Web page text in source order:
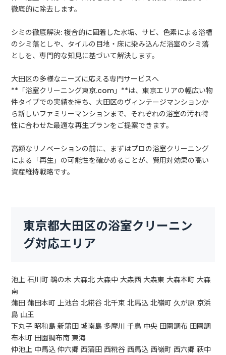
徹底的に除去します。
シミの徹底解決: 複合的に固着した水垢、サビ、色素による浴槽
のシミ落としや、タイルの目地・床に染み込んだ浴室のシミ落
としを、専門的な知見に基づいて解決します。
大田区の多様なニーズに応える専門サービスへ
**「浴室クリーニング東京.com」**は、東京エリアの幅広い物
件タイプでの実績を持ち、大田区のヴィンテージマンションか
ら新しいファミリーマンションまで、それぞれの浴室の汚れ特
性に合わせた最適な再生プランをご提案できます。
高額なリノベーションの前に、まずはプロの浴室クリーニング
による「再生」の可能性を確かめることが、費用対効果の高い
資産維持戦略です。
東京都大田区の浴室クリーニン
グ対応エリア
池上 石川町 鵜の木 大森北 大森中 大森西 大森東 大森本町 大森
南
蒲田 蒲田本町 上池台 北糀谷 北千束 北馬込 北嶺町 久が原 京浜
島 山王
下丸子 昭和島 新蒲田 城南島 多摩川 千鳥 中央 田園調布 田園調
布本町 田園調布南 東海
仲池上 中馬込 仲六郷 西蒲田 西糀谷 西馬込 西嶺町 西六郷 萩中